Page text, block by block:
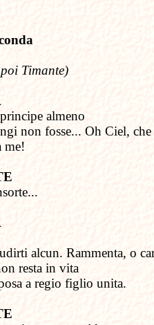
Timante)
almeno
non fosse... Oh Ciel,
me!
alcun. Rammenta, o
resta in vita
a regio figlio unita.